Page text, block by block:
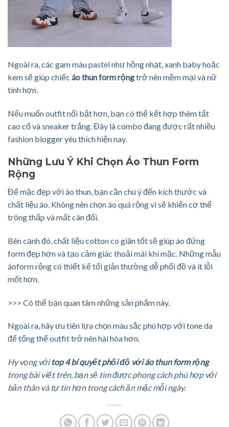
Ngoài ra, các gam màu pastel như hồng nhạt, xanh baby hoặc
kem sẽ giúp chiếc áo thun form rộngtrở nên mềm mại và nữ
tính hơn.
Nếu muốn outfit nổi bật hơn, bạn có thể kết hợp thêm tất
cao cổ và sneaker trắng. Đây là combo đang được rất nhiều
fashion blogger yêu thích hiện nay.
Những Lưu Ý Khi Chọn Áo Thun Form
Rộng
Để mặc đẹp với áo thun, bạn cần chú ý đến kích thước và
chất liệu áo. Không nên chọn áo quá rộng vì sẽ khiến cơ thể
trông thấp và mất cân đối.
Bên cạnh đó, chất liệu cotton co giãn tốt sẽ giúp áo đứng
form đẹp hơn và tạo cảm giác thoải mái khi mặc. Những mẫu
áoform rộng có thiết kế tối giản thường dễ phối đồ và ít lỗi
mốt hơn.
>>> Có thể bạn quan tâm những sản phẩm này.
Ngoài ra, hãy ưu tiên lựa chọn màu sắc phù hợp với tone da
để tổng thể outfit trở nên hài hòa hơn.
Hy vọng vớitop 4 bí quyết phối đồ với áo thun form rộng
trong bài viết trên, bạn sẽ tìm được phong cách phù hợp với
bản thân và tự tin hơn trong cách ăn mặc mỗi ngày.